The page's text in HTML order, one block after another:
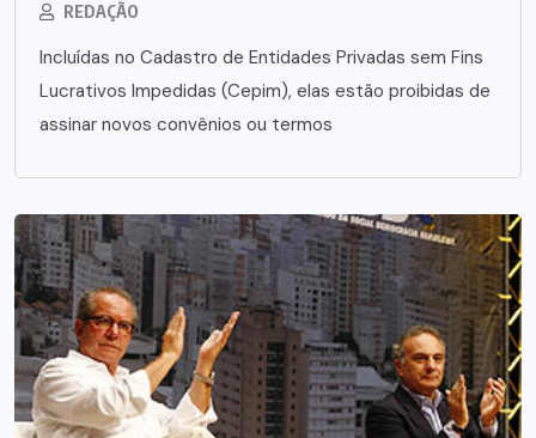
REDAÇÃO
Incluídas no Cadastro de Entidades Privadas sem Fins
Lucrativos Impedidas (Cepim), elas estão proibidas de
assinar novos convênios ou termos